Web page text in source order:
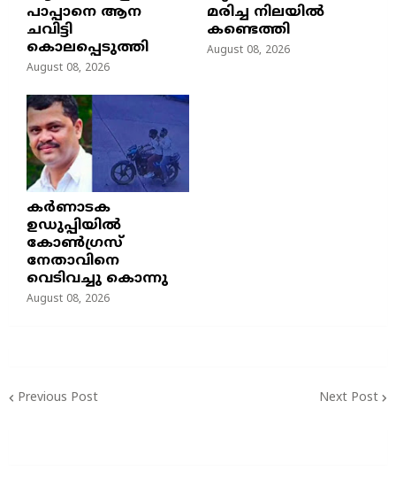
പാപ്പാനെ ആന
ചവിട്ടി
കൊലപ്പെടുത്തി
August 08, 2026
മരിച്ച നിലയിൽ
കണ്ടെത്തി
August 08, 2026
കർണാടക
ഉഡുപ്പിയിൽ
കോൺഗ്രസ്
നേതാവിനെ
വെടിവച്ചു കൊന്നു
August 08, 2026
Previous Post Next Post